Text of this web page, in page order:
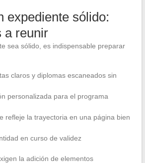
expediente sólido:
a reunir
sea sólido, es indispensable preparar
claros y diplomas escaneados sin
personalizada para el programa
refleje la trayectoria en una página bien
en curso de validez
la adición de elementos